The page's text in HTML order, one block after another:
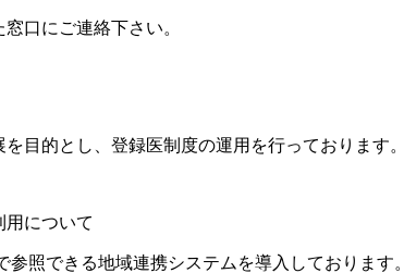
口にご連絡下さい。
目的とし、登録医制度の運用を行っております。
用について
参照できる地域連携システムを導入しております。